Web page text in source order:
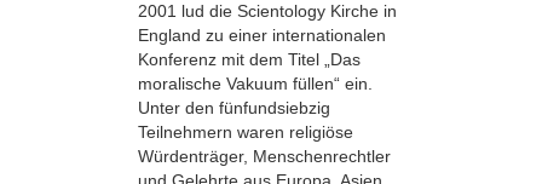
2001 lud die Scientology Kirche in
England zu einer internationalen
Konferenz mit dem Titel „Das
moralische Vakuum füllen“ ein.
Unter den fünfundsiebzig
Teilnehmern waren religiöse
Würdenträger, Menschenrechtler